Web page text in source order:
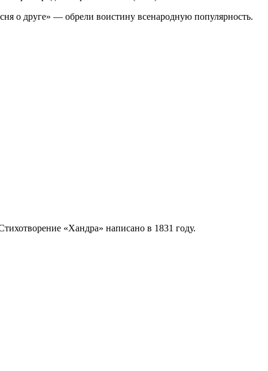
о друге» — обрели воистину всенародную популярность.
«Хандра» написано в 1831 году.